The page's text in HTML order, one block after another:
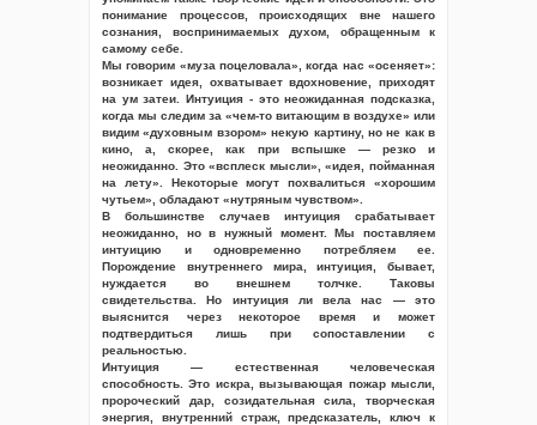
понимание процессов, происходящих вне нашего
сознания, воспринимаемых духом, обращенным к
самому себе.
Мы говорим «муза поцеловала», когда нас «осеняет»:
возникает идея, охватывает вдохновение, приходят
на ум затеи. Интуиция - это неожиданная подсказка,
когда мы следим за «чем-то витающим в воздухе» или
видим «духовным взором» некую картину, но не как в
кино, а, скорее, как при вспышке — резко и
неожиданно. Это «всплеск мысли», «идея, пойманная
на лету». Некоторые могут похвалиться «хорошим
чутьем», обладают «нутряным чувством».
В большинстве случаев интуиция срабатывает
неожиданно, но в нужный момент. Мы поставляем
интуицию и одновременно потребляем ее.
Порождение внутреннего мира, интуиция, бывает,
нуждается во внешнем толчке. Таковы
свидетельства. Но интуиция ли вела нас — это
выяснится через некоторое время и может
подтвердиться лишь при сопоставлении с
реальностью.
Интуиция — естественная человеческая
способность. Это искра, вызывающая пожар мысли,
пророческий дар, созидательная сила, творческая
энергия, внутренний страж, предсказатель, ключ к